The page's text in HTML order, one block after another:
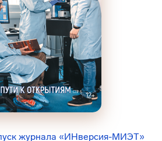
журнала «ИНверсия-МИЭТ»